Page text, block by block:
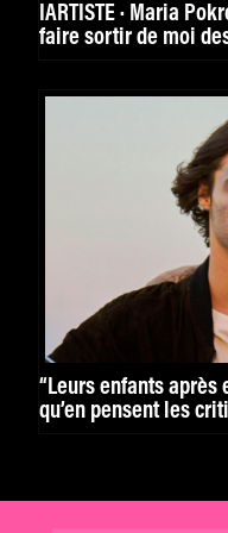
IARTISTE · Maria
faire sortir de moi
“Leurs enfants après
qu’en pensent les